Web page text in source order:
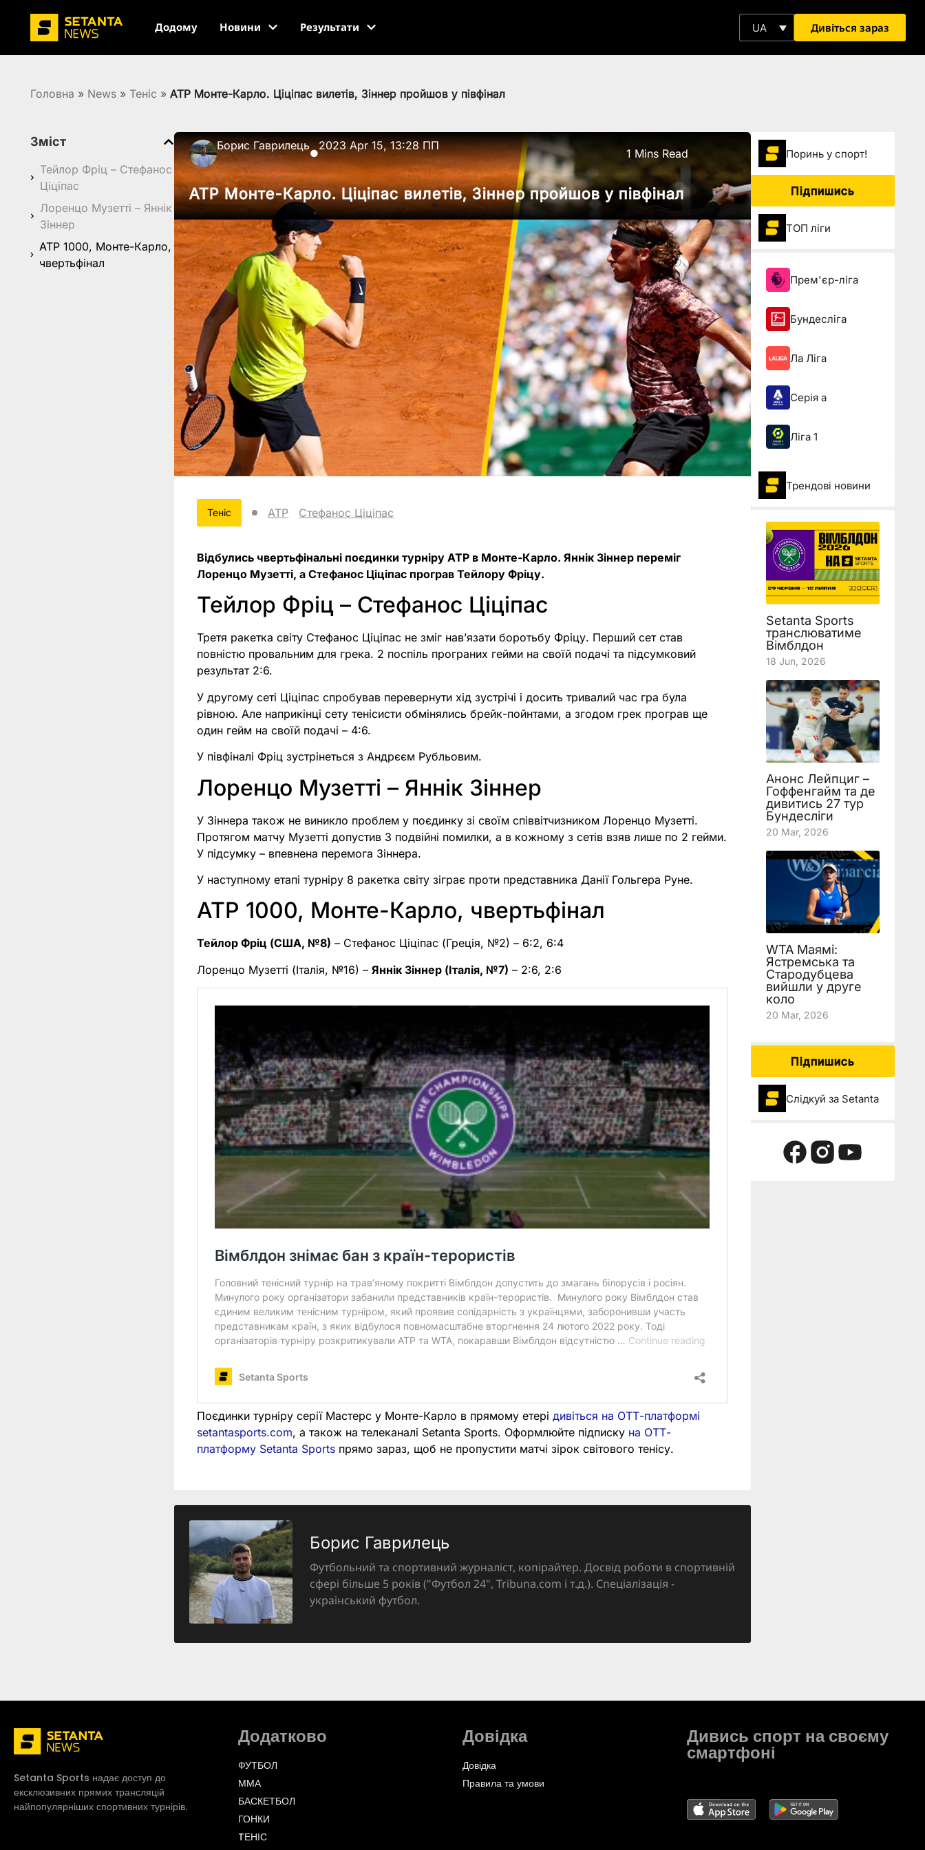
Додому Новини Результати UA Дивіться зараз
Головна » News » Теніс » ATP Монте-Карло. Ціціпас вилетів, Зіннер пройшов у півфінал
Зміст
Тейлор Фріц – Стефанос
Ціціпас
Лоренцо Музетті – Яннік
Зіннер
ATP 1000, Монте-Карло,
чвертьфінал
Борис Гаврилець
●
2023 Apr 15, 13:28 ПП
1 Mins Read
ATP Монте-Карло. Ціціпас вилетів, Зіннер пройшов у півфінал
Теніс ATP Стефанос Ціціпас
Відбулись чвертьфінальні поєдинки турніру ATP в Монте-Карло. Яннік Зіннер переміг
Лоренцо Музетті, а Стефанос Ціціпас програв Тейлору Фріцу.
Тейлор Фріц – Стефанос Ціціпас
Третя ракетка світу Стефанос Ціціпас не зміг нав’язати боротьбу Фріцу. Перший сет став
повністю провальним для грека. 2 поспіль програних гейми на своїй подачі та підсумковий
результат 2:6.
У другому сеті Ціціпас спробував перевернути хід зустрічі і досить тривалий час гра була
рівною. Але наприкінці сету тенісисти обмінялись брейк-пойнтами, а згодом грек програв ще
один гейм на своїй подачі – 4:6.
У півфіналі Фріц зустрінеться з Андрєєм Рубльовим.
Лоренцо Музетті – Яннік Зіннер
У Зіннера також не виникло проблем у поєдинку зі своїм співвітчизником Лоренцо Музетті.
Протягом матчу Музетті допустив 3 подвійні помилки, а в кожному з сетів взяв лише по 2 гейми.
У підсумку – впевнена перемога Зіннера.
У наступному етапі турніру 8 ракетка світу зіграє проти представника Данії Гольгера Руне.
ATP 1000, Монте-Карло, чвертьфінал
Тейлор Фріц (США, №8) – Стефанос Ціціпас (Греція, №2) – 6:2, 6:4
Лоренцо Музетті (Італія, №16) –Яннік Зіннер (Італія, №7) – 2:6, 2:6
Поєдинки турніру серії Мастерс у Монте-Карло в прямому етерідивіться на ОТТ-платформі
setantasports.com, а також на телеканалі Setanta Sports. Оформлюйте підписку на ОТТ-
платформу Setanta Sports прямо зараз, щоб не пропустити матчі зірок світового тенісу.
Борис Гаврилець
Футбольний та спортивний журналіст, копірайтер. Досвід роботи в спортивній
сфері більше 5 років ("Футбол 24", Tribuna.com і т.д.). Спеціалізація -
український футбол.
Поринь у спорт!
Підпишись
ТОП ліги
Прем'єр-ліга
Бундесліга
Ла Ліга
Серія а
Ліга 1
Трендові новини
Setanta Sports
транслюватиме
Вімблдон
18 Jun, 2026
Анонс Лейпциг –
Гоффенгайм та де
дивитись 27 тур
Бундесліги
20 Mar, 2026
WTA Маямі:
Ястремська та
Стародубцева
вийшли у друге
коло
20 Mar, 2026
Підпишись
Слідкуй за Setanta
Setanta Sports надає доступ до
ексклюзивних прямих трансляцій
найпопулярніших спортивних турнірів.
Додатково
ФУТБОЛ
ММА
БАСКЕТБОЛ
ГОНКИ
TЕНІС
Довідка
Довідка
Правила та умови
Дивись спорт на своєму
смартфоні